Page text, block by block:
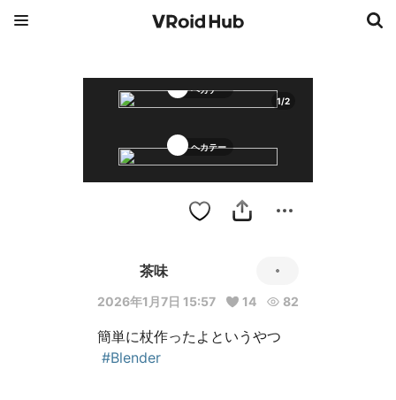
1/2
ヘカテー
ヘカテー
茶味
2026年1月7日 15:57 14 82
簡単に杖作ったよというやつ
#Blender